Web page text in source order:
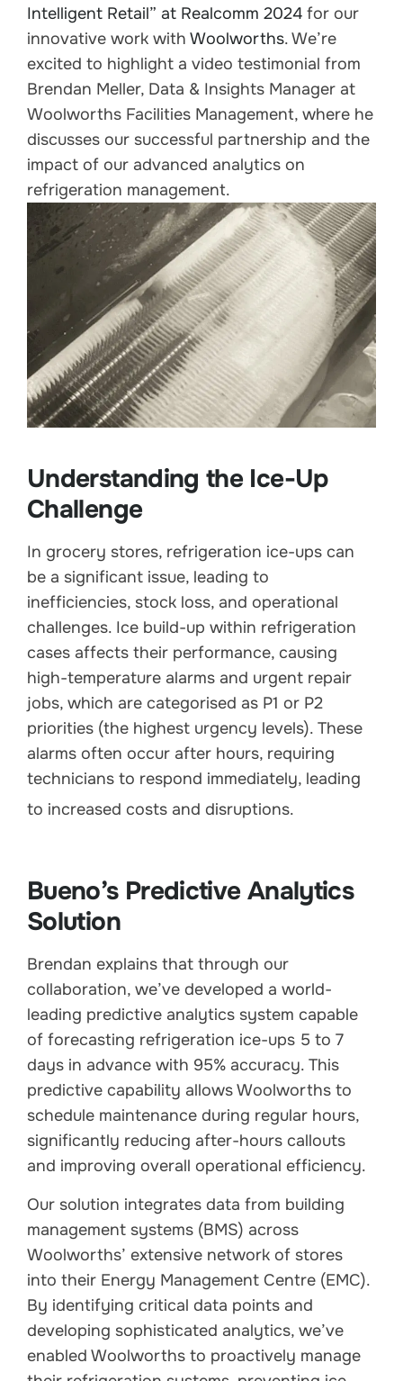
Intelligent Retail” at Realcomm 2024 for our
innovative work with Woolworths. We’re
excited to highlight a video testimonial from
Brendan Meller, Data & Insights Manager at
Woolworths Facilities Management, where he
discusses our successful partnership and the
impact of our advanced analytics on
refrigeration management.
Understanding the Ice-Up
Challenge
In grocery stores, refrigeration ice-ups can
be a significant issue, leading to
inefficiencies, stock loss, and operational
challenges. Ice build-up within refrigeration
cases affects their performance, causing
high-temperature alarms and urgent repair
jobs, which are categorised as P1 or P2
priorities (the highest urgency levels). These
alarms often occur after hours, requiring
technicians to respond immediately, leading
to increased costs and disruptions.
Bueno’s Predictive Analytics
Solution
Brendan explains that through our
collaboration, we’ve developed a world-
leading predictive analytics system capable
of forecasting refrigeration ice-ups 5 to 7
days in advance with 95% accuracy. This
predictive capability allowsWoolworths to
schedule maintenance during regular hours,
significantly reducing after-hours callouts
and improving overall operational efficiency.
Our solution integrates data from building
management systems (BMS) across
Woolworths’ extensive network of stores
into their Energy Management Centre (EMC).
By identifying critical data points and
developing sophisticated analytics, we’ve
enabled Woolworths to proactively manage